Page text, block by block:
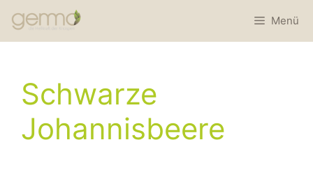
Menü
Schwarze
Johannisbeere